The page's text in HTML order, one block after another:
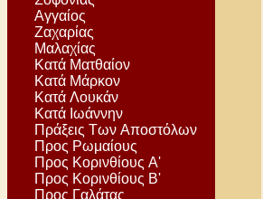
Αγγαίος
Ζαχαρίας
Μαλαχίας
Κατά Ματθαίον
Κατά Μάρκον
Κατά Λουκάν
Κατά Ιωάννην
Πράξεις Των Αποστόλων
Προς Ρωμαίους
Προς Κορινθίους Α'
Προς Κορινθίους Β'
Προς Γαλάτας